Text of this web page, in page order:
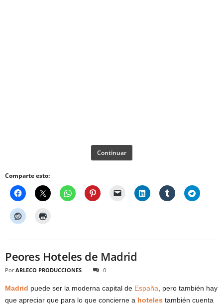
Continuar
Comparte esto:
Peores Hoteles de Madrid
Por ARLECO PRODUCCIONES 0
Madrid puede ser la moderna capital de España , pero también hay
que apreciar que para lo que concierne a hoteles también cuenta